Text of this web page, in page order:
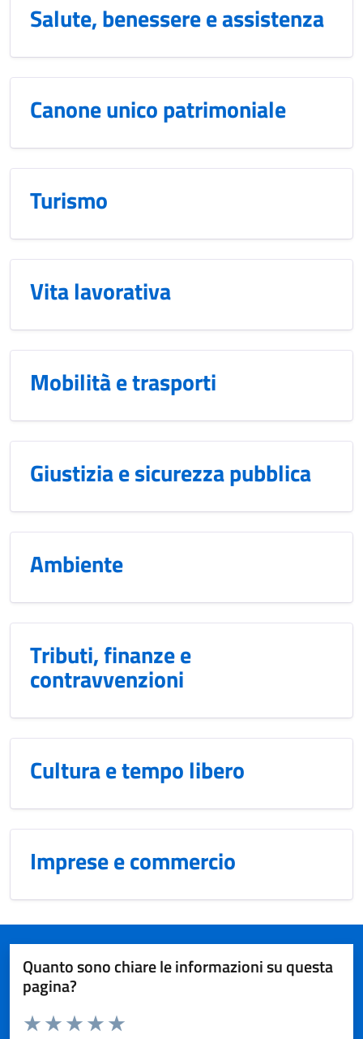
Salute, benessere e assistenza
Canone unico patrimoniale
Turismo
Vita lavorativa
Mobilità e trasporti
Giustizia e sicurezza pubblica
Ambiente
Tributi, finanze e
contravvenzioni
Cultura e tempo libero
Imprese e commercio
Quanto sono chiare le informazioni su questa
pagina?
Domanda
Valuta da 1 a 5 stelle la pagina